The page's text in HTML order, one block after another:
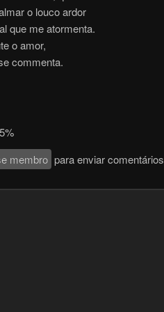
o louco ardor
que me atormenta.
o amor,
commenta.
membro para enviar comentários